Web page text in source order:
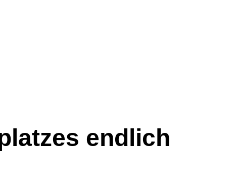
endlich